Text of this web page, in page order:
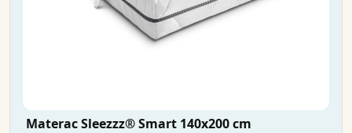
Materac Sleezzz® Smart 140x200 cm